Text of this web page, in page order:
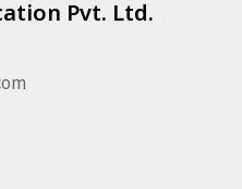
Pvt. Ltd.